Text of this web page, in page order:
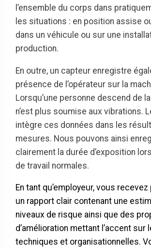
l’ensemble du corps dans
les situations : en position assise
dans un véhicule ou sur une
production.
En outre, un capteur enregistre
présence de l’opérateur sur la
Lorsqu’une personne descend de
n’est plus soumise aux vibrations.
intègre ces données dans les
mesures. Nous pouvons ainsi
clairement la durée d’exposition
de travail normales.
En tant qu’employeur, vous
un rapport clair contenant une
niveaux de risque ainsi que des
d’amélioration mettant l’accent sur
techniques et organisationnelles.